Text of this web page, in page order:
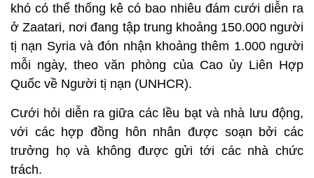
khó có thể thống kê có bao nhiêu đám cưới diễn ra
ở Zaatari, nơi đang tập trung khoảng 150.000 người
tị nạn Syria và đón nhận khoảng thêm 1.000 người
mỗi ngày, theo văn phòng của Cao ủy Liên Hợp
Quốc về Người tị nạn (UNHCR).
Cưới hỏi diễn ra giữa các lều bạt và nhà lưu động,
với các hợp đồng hôn nhân được soạn bởi các
trưởng họ và không được gửi tới các nhà chức
trách.